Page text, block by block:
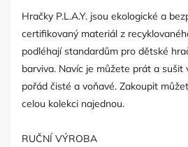
Hračky P.L.A.Y. jsou ekologické a
certifikovaný materiál z
podléhají standardům pro dětské
barviva. Navíc je můžete prát a sušit
pořád čisté a voňavé. Zakoupit
celou kolekci najednou.
RUČNÍ VÝROBA